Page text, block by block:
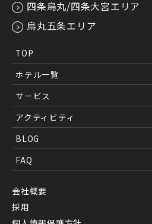
TOP
ホテル一覧
サービス
アクティビティ
BLOG
FAQ
会社概要
採用
四条烏丸/四条大宮エリア
烏丸五条エリア